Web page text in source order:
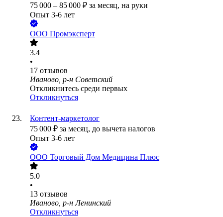
75 000 – 85 000 ₽ за месяц, на руки
Опыт 3-6 лет
ООО Промэксперт
3.4
•
17 отзывов
Иваново, р-н Советский
Откликнитесь среди первых
Откликнуться
Контент-маркетолог
75 000 ₽ за месяц, до вычета налогов
Опыт 3-6 лет
ООО Торговый Дом Медицина Плюс
5.0
•
13 отзывов
Иваново, р-н Ленинский
Откликнуться